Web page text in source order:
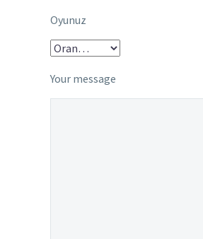
Oyunuz
Your message